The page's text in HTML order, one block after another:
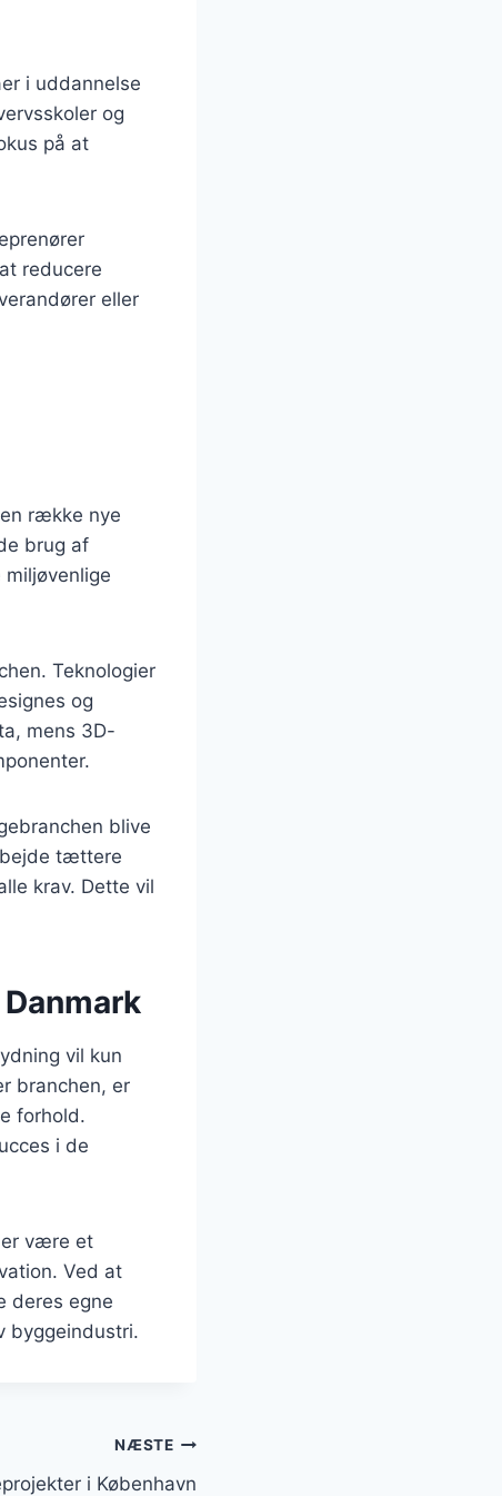
i uddannelse
og
på at
reducere
eller
række nye
brug af
Teknologier
og
mens 3D-
blive
tættere
krav. Dette vil
vil kun
branchen, er
forhold.
i de
være et
Ved at
deres egne
byggeindustri.
NÆSTE
i København